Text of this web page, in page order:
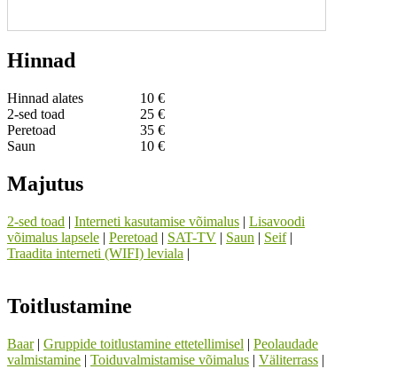
Hinnad
Hinnad alates
10 €
2-sed toad
25 €
Peretoad
35 €
Saun
10 €
Majutus
2-sed toad | Interneti kasutamise võimalus | Lisavoodi
võimalus lapsele | Peretoad | SAT-TV | Saun | Seif|
Traadita interneti (WIFI) leviala |
Toitlustamine
Baar| Gruppide toitlustamine ettetellimisel | Peolaudade
valmistamine | Toiduvalmistamise võimalus | Väliterrass |